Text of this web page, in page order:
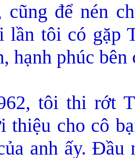
cũng để nén
lần tôi có gặp
hạnh phúc bên
tôi thi rớt
thiệu cho cô
anh ấy.